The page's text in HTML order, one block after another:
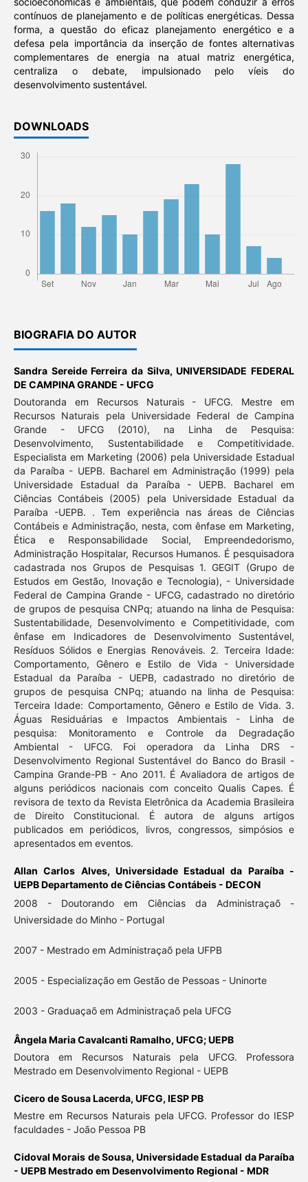
contínuos de planejamento e de políticas energéticas. Dessa
forma, a questão do eficaz planejamento energético e a
defesa pela importância da inserção de fontes alternativas
complementares de energia na atual matriz energética,
centraliza o debate, impulsionado pelo víeis do
desenvolvimento sustentável.
DOWNLOADS
BIOGRAFIA DO AUTOR
Sandra Sereide Ferreira da Silva,UNIVERSIDADE FEDERAL
DE CAMPINA GRANDE - UFCG
Doutoranda em Recursos Naturais - UFCG. Mestre em
Recursos Naturais pela Universidade Federal de Campina
Grande - UFCG (2010), na Linha de Pesquisa:
Desenvolvimento, Sustentabilidade e Competitividade.
Especialista em Marketing (2006) pela Universidade Estadual
da Paraíba - UEPB. Bacharel em Administração (1999) pela
Universidade Estadual da Paraíba - UEPB. Bacharel em
Ciências Contábeis (2005) pela Universidade Estadual da
Paraíba -UEPB. . Tem experiência nas áreas de Ciências
Contábeis e Administração, nesta, com ênfase em Marketing,
Ética e Responsabilidade Social, Empreendedorismo,
Administração Hospitalar, Recursos Humanos. É pesquisadora
cadastrada nos Grupos de Pesquisas 1. GEGIT (Grupo de
Estudos em Gestão, Inovação e Tecnologia), - Universidade
Federal de Campina Grande - UFCG, cadastrado no diretório
de grupos de pesquisa CNPq; atuando na linha de Pesquisa:
Sustentabilidade, Desenvolvimento e Competitividade, com
ênfase em Indicadores de Desenvolvimento Sustentável,
Resíduos Sólidos e Energias Renováveis. 2. Terceira Idade:
Comportamento, Gênero e Estilo de Vida - Universidade
Estadual da Paraíba - UEPB, cadastrado no diretório de
grupos de pesquisa CNPq; atuando na linha de Pesquisa:
Terceira Idade: Comportamento, Gênero e Estilo de Vida. 3.
Águas Residuárias e Impactos Ambientais - Linha de
pesquisa: Monitoramento e Controle da Degradação
Ambiental - UFCG. Foi operadora da Linha DRS -
Desenvolvimento Regional Sustentável do Banco do Brasil -
Campina Grande-PB - Ano 2011. É Avaliadora de artigos de
alguns periódicos nacionais com conceito Qualis Capes. É
revisora de texto da Revista Eletrônica da Academia Brasileira
de Direito Constitucional. É autora de alguns artigos
publicados em periódicos, livros, congressos, simpósios e
apresentados em eventos.
Allan Carlos Alves, Universidade Estadual da Paraíba -
UEPB Departamento de Ciências Contábeis - DECON
2008 - Doutorando em Ciências da Administraçaõ -
Universidade do Minho - Portugal
2007 - Mestrado em Administraçaõ pela UFPB
2005 - Especialização em Gestão de Pessoas - Uninorte
2003 - Graduaçaõ em Administraçaõ pela UFCG
Ângela Maria Cavalcanti Ramalho, UFCG; UEPB
Doutora em Recursos Naturais pela UFCG. Professora
Mestrado em Desenvolvimento Regional - UEPB
Cicero de Sousa Lacerda, UFCG, IESP PB
Mestre em Recursos Naturais pela UFCG. Professor do IESP
faculdades - João Pessoa PB
Cidoval Morais de Sousa,Universidade Estadual da Paraíba
- UEPB Mestrado em Desenvolvimento Regional - MDR